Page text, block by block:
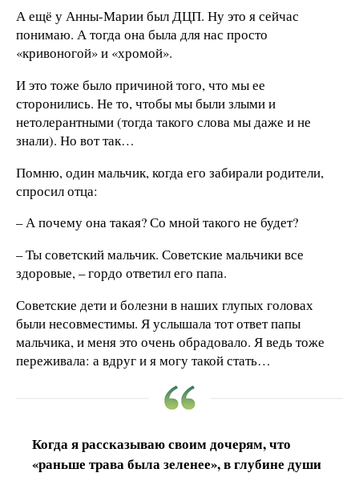
А ещё у Анны-Марии был ДЦП. Ну это я сейчас
понимаю. А тогда она была для нас просто
«кривоногой» и «хромой».
И это тоже было причиной того, что мы ее
сторонились. Не то, чтобы мы были злыми и
нетолерантными (тогда такого слова мы даже и не
знали). Но вот так…
Помню, один мальчик, когда его забирали родители,
спросил отца:
– А почему она такая? Со мной такого не будет?
– Ты советский мальчик. Советские мальчики все
здоровые, – гордо ответил его папа.
Советские дети и болезни в наших глупых головах
были несовместимы. Я услышала тот ответ папы
мальчика, и меня это очень обрадовало. Я ведь тоже
переживала: а вдруг и я могу такой стать…
Когда я рассказываю своим дочерям, что
«раньше трава была зеленее», в глубине души